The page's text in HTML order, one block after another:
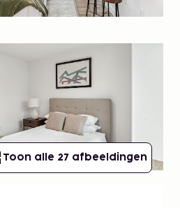
Toon alle 27 afbeeldingen